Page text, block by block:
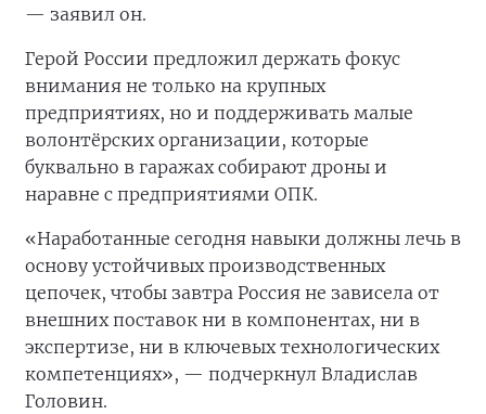
— заявил он.
Герой России предложил держать фокус
внимания не только на крупных
предприятиях, но и поддерживать малые
волонтёрских организации, которые
буквально в гаражах собирают дроны и
наравне с предприятиями ОПК.
«Наработанные сегодня навыки должны лечь в
основу устойчивых производственных
цепочек, чтобы завтра Россия не зависела от
внешних поставок ни в компонентах, ни в
экспертизе, ни в ключевых технологических
компетенциях», — подчеркнул Владислав
Головин.